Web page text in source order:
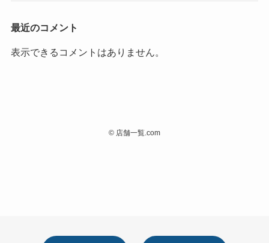
最近のコメント
表示できるコメントはありません。
© 店舗一覧.com